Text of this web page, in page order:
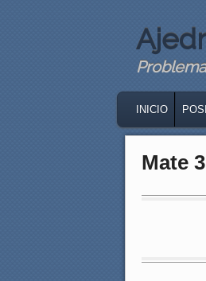
SKIP TO
SKIP TO
INICIO
Mate